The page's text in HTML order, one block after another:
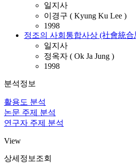
일지사
이경구 ( Kyung Ku Lee )
1998
정조의 사회통합사상 (社會統合
일지사
정옥자 ( Ok Ja Jung )
1998
분석정보
활용도 분석
논문 주제 분석
연구자 주제 분석
View
상세정보조회